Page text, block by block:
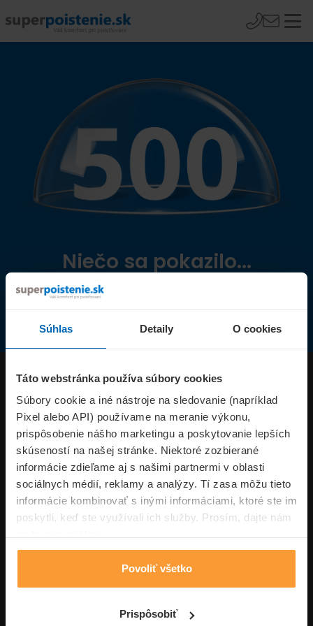
Súhlas Detaily O cookies
Táto webstránka používa súbory cookies
Súbory cookie a iné nástroje na sledovanie (napríklad
Pixel alebo API) používame na meranie výkonu,
prispôsobenie nášho marketingu a poskytovanie lepších
skúseností na našej stránke. Niektoré zozbierané
informácie zdieľame aj s našimi partnermi v oblasti
sociálnych médií, reklamy a analýzy. Tí zasa môžu tieto
informácie kombinovať s inými informáciami, ktoré ste im
poskytli, keď ste využívali ich služby. Prosím, dajte nám
Povoliť všetko
Prispôsobiť
Niečo sa pokazilo...
Přejít na úvodní stránku
Produkty
Superpoistenie.sk
Informácie
Typy poistení
Volajte pon-pia: 09:00–17:00 hod
0850 100 101
Napíšte nám